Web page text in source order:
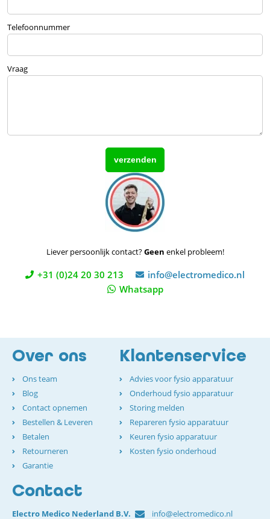
Telefoonnummer
Vraag
Liever persoonlijk contact?Geen enkel probleem!
+31 (0)24 20 30 213
info@electromedico.nl
Whatsapp
Over ons
Ons team
Blog
Contact opnemen
Bestellen & Leveren
Betalen
Retourneren
Garantie
Klantenservice
Advies voor fysio apparatuur
Onderhoud fysio apparatuur
Storing melden
Repareren fysio apparatuur
Keuren fysio apparatuur
Kosten fysio onderhoud
Contact
Electro Medico Nederland B.V. info@electromedico.nl